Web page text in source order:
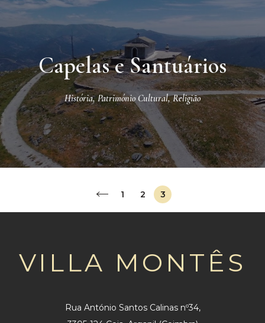
Capelas e Santuários
História,Património Cultural,Religião
1 2 3
VILLA MONTÊS
Rua António Santos Calinas nº34,